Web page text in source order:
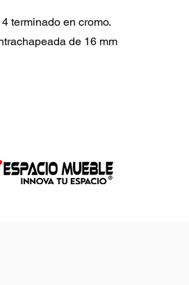
terminado en cromo.
de 16 mm